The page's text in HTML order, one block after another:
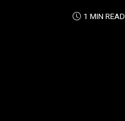
1 MIN READ